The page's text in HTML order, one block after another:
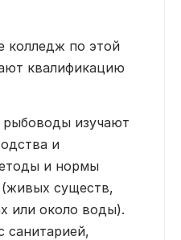
колледж по этой
квалификацию
изучают
и
и нормы
существ,
или около воды).
санитарией,